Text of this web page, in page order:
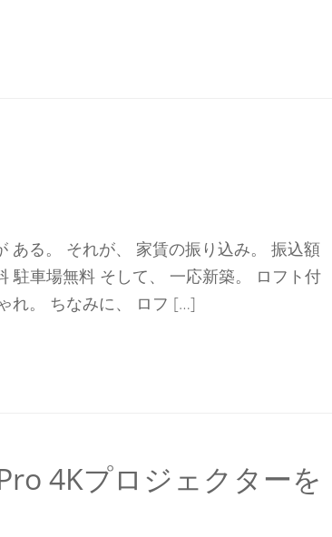
ある。 それが、 家賃の振り込み。 振込額
駐車場無料 そして、 一応新築。 ロフト付
れ。 ちなみに、 ロフ […]
4Kプロジェクターを